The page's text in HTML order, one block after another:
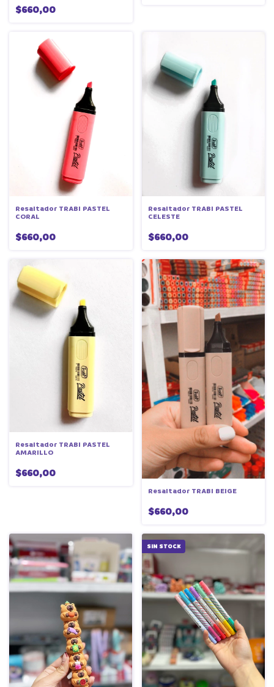
$660,00
Resaltador TRABI PASTEL
CORAL
$660,00
Resaltador TRABI PASTEL
CELESTE
$660,00
Resaltador TRABI PASTEL
AMARILLO
$660,00
Resaltador TRABI BEIGE
$660,00
SIN STOCK